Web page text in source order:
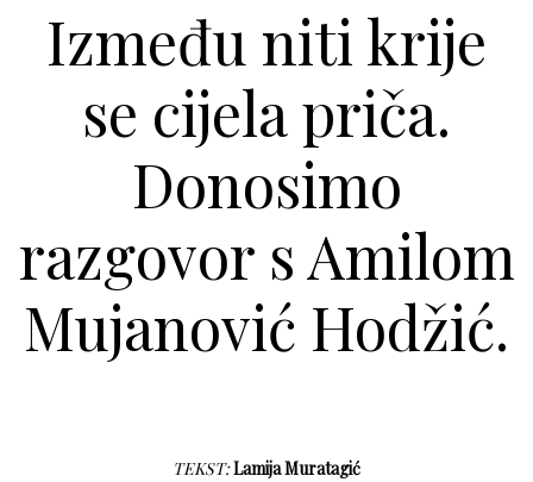
Između niti krije
se cijela priča.
Donosimo
razgovor s Amilom
Mujanović Hodžić.
TEKST:Lamija Muratagić